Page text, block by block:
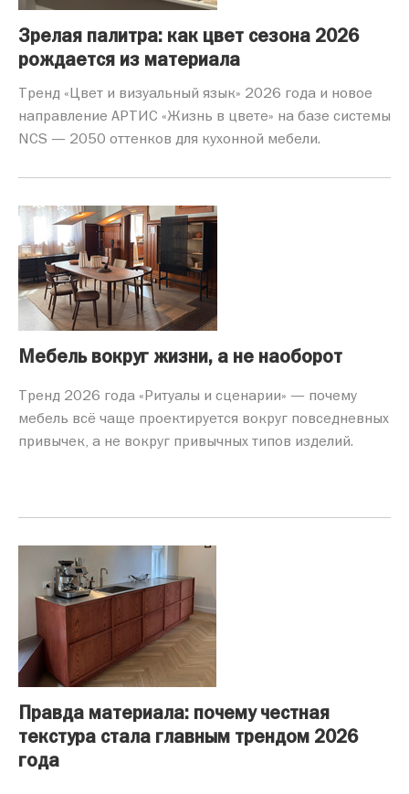
Зрелая палитра: как цвет сезона 2026
рождается из материала
Тренд «Цвет и визуальный язык» 2026 года и новое
направление АРТИС «Жизнь в цвете» на базе системы
NCS — 2050 оттенков для кухонной мебели.
Мебель вокруг жизни, а не наоборот
Тренд 2026 года «Ритуалы и сценарии» — почему
мебель всё чаще проектируется вокруг повседневных
привычек, а не вокруг привычных типов изделий.
Правда материала: почему честная
текстура стала главным трендом 2026
года